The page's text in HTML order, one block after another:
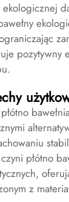
ekologicznej
pozytywny
płótno
z